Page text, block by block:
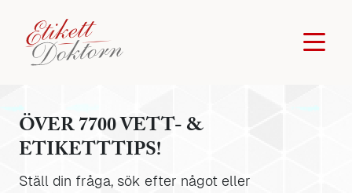
ÖVER 7700 VETT- &
ETIKETTTIPS!
Ställ din fråga, sök efter något eller